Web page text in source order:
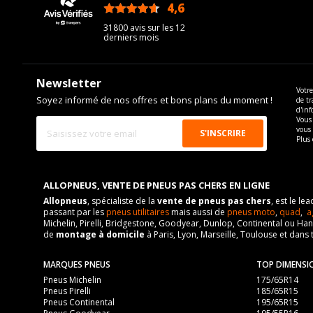
Pour la visserie, afin de garantir une parfaite compatibilité,
Force de rotation du boulon
Pour la visserie, afin de garantir une parfaite compatibilité,
4,6
31800 avis sur les 12
derniers mois
Newsletter
Soyez informé de nos offres et bons plans du moment !
de
Plus
ALLOPNEUS, VENTE DE PNEUS PAS CHERS EN LIGNE
Allopneus, spécialiste de la vente de pneus pas chers, est le
passant par lespneus utilitairesmais aussi de pneus moto, quad,
Michelin, Pirelli, Bridgestone, Goodyear, Dunlop, Continental ou
de montage à domicile à Paris, Lyon, Marseille, Toulouse et dans
MARQUES PNEUS
Pneus Michelin
Pneus Pirelli
Pneus Continental
TOP
175/65R14
185/65R15
195/65R15